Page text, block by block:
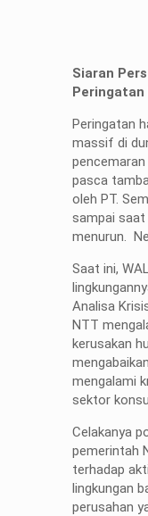
Siaran
Peringatan
Peringatan
massif di
pasca
oleh PT.
sampai saat
menurun.
Saat ini,
Analisa
NTT
kerusakan
mengalami
sektor
Celakanya
pemerintah
terhadap
lingkungan
perusahan